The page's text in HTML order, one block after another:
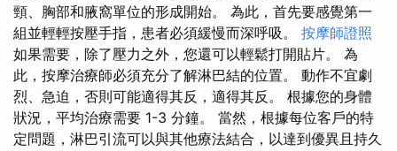
頸、胸部和腋窩單位的形成開始。 為此，首先要感覺第一
組並輕輕按壓手指，患者必須緩慢而深呼吸。 按摩師證照
如果需要，除了壓力之外，您還可以輕鬆打開貼片。 為
此，按摩治療師必須充分了解淋巴結的位置。 動作不宜劇
烈、急迫，否則可能適得其反，適得其反。 根據您的身體
狀況，平均治療需要 1-3 分鐘。 當然，根據每位客戶的特
定問題，淋巴引流可以與其他療法結合，以達到優異且持久